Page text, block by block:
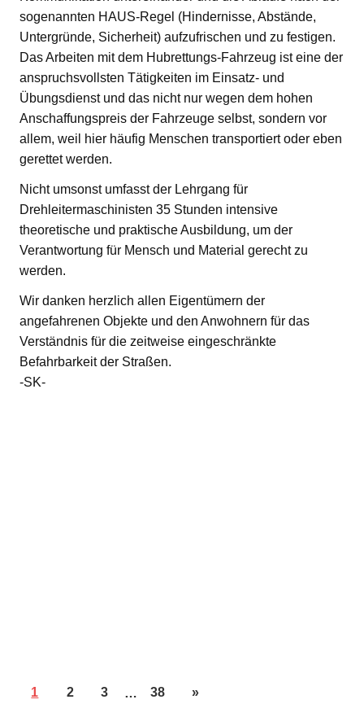
sogenannten HAUS-Regel (Hindernisse, Abstände,
Untergründe, Sicherheit) aufzufrischen und zu festigen.
Das Arbeiten mit dem Hubrettungs-Fahrzeug ist eine der
anspruchsvollsten Tätigkeiten im Einsatz- und
Übungsdienst und das nicht nur wegen dem hohen
Anschaffungspreis der Fahrzeuge selbst, sondern vor
allem, weil hier häufig Menschen transportiert oder eben
gerettet werden.
Nicht umsonst umfasst der Lehrgang für
Drehleitermaschinisten 35 Stunden intensive
theoretische und praktische Ausbildung, um der
Verantwortung für Mensch und Material gerecht zu
werden.
Wir danken herzlich allen Eigentümern der
angefahrenen Objekte und den Anwohnern für das
Verständnis für die zeitweise eingeschränkte
Befahrbarkeit der Straßen.
-SK-
1 2 3 … 38 »